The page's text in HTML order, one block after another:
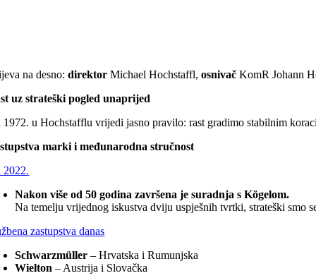
na desno:direktor Michael Hochstaffl,osnivač KomR Johann
uz strateški pogled unaprijed
1972. u Hochstafflu vrijedi jasno pravilo: rast gradimo stabilnim
marki i međunarodna stručnost
2022.
Nakon više od 50 godina završena je suradnja s Kögelom.
Na temelju vrijednog iskustva dviju uspješnih tvrtki, strateški smo
zastupstva danas
Schwarzmüller – Hrvatska i Rumunjska
Wielton – Austrija i Slovačka